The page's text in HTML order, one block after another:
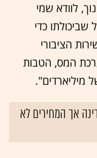
לוודא שמי
כדי
הציבורי
המס, הטבות
מיליארדים".
אך המחירים לא